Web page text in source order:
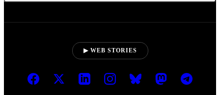
▶ WEB STORIES